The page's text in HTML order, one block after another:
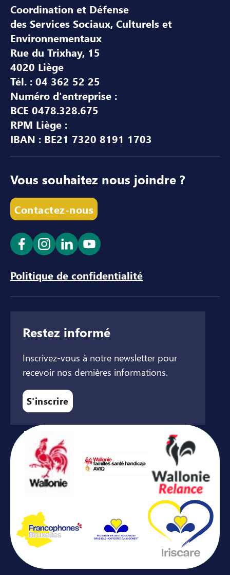
Coordination et Défense
des Services Sociaux, Culturels et
Environnementaux
Rue du Trixhay, 15
4020 Liège
Tél. : 04 362 52 25
Numéro d'entreprise :
BCE 0478.328.675
RPM Liège :
IBAN : BE21 7320 8191 1703
Vous souhaitez nous joindre ?
Contactez-nous
Ouvrir le lien dans un nouvel onglet
Ouvrir le lien dans un nouvel onglet
Ouvrir le lien dans un nouvel
Ouvrir le lien dans un
Politique de confidentialité
Restez informé
Inscrivez-vous à notre newsletter pour
recevoir nos dernières informations.
S'inscrire
Avec le soutien de ...